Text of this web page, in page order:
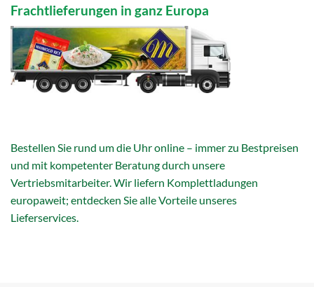
Frachtlieferungen in ganz Europa
Bestellen Sie rund um die Uhr online – immer zu Bestpreisen
und mit kompetenter Beratung durch unsere
Vertriebsmitarbeiter. Wir liefern Komplettladungen
europaweit; entdecken Sie alle Vorteile unseres
Lieferservices.